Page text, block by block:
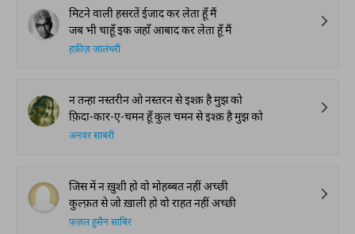
मिटने वाली हसरतें ईजाद कर लेता हूँ मैं
जब भी चाहूँ इक जहाँ आबाद कर लेता हूँ मैं
हफ़ीज़ जालंधरी
न तन्हा नस्तरीन ओ नस्तरन से इश्क़ है मुझ को
फ़िदा-कार-ए-चमन हूँ कुल चमन से इश्क़ है मुझ को
अनवर साबरी
जिस में न ख़ुशी हो वो मोहब्बत नहीं अच्छी
कुल्फ़त से जो ख़ाली हो वो राहत नहीं अच्छी
फ़ज़ल हुसैन साबिर